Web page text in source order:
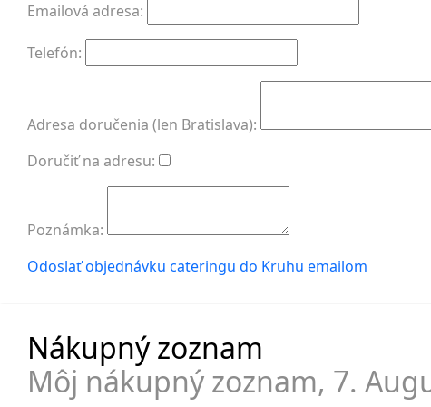
Emailová adresa:
Telefón:
Adresa doručenia (len Bratislava):
Doručiť na adresu:
Poznámka:
Odoslať objednávku cateringu do Kruhu emailom
Nákupný zoznam
Môj nákupný zoznam, 7.